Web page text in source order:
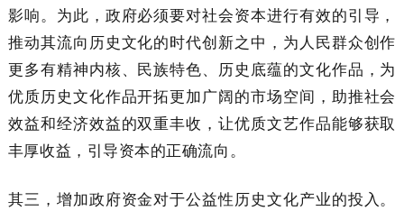
影响。为此，政府必须要对社会资本进行有效的引导，
推动其流向历史文化的时代创新之中，为人民群众创作
更多有精神内核、民族特色、历史底蕴的文化作品，为
优质历史文化作品开拓更加广阔的市场空间，助推社会
效益和经济效益的双重丰收，让优质文艺作品能够获取
丰厚收益，引导资本的正确流向。
其三，增加政府资金对于公益性历史文化产业的投入。